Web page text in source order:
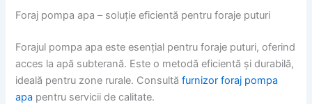
Foraj pompa apa – soluție eficientă pentru foraje puturi
Forajul pompa apa este esențial pentru foraje puturi, oferind
acces la apă subterană. Este o metodă eficientă și durabilă,
ideală pentru zone rurale. Consultăfurnizor foraj pompa
apa pentru servicii de calitate.